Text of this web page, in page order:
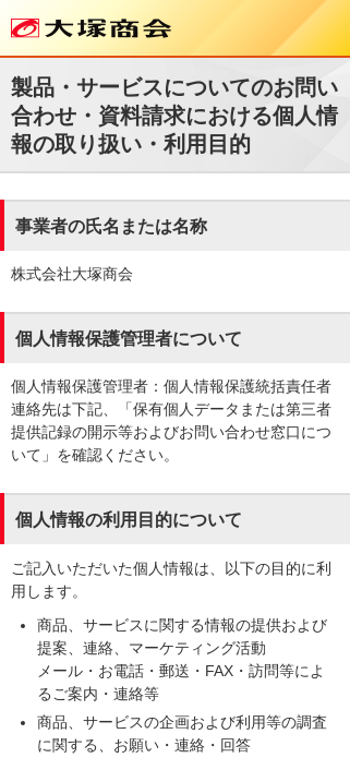
製品・サービスについてのお問い
合わせ・資料請求における個人情
報の取り扱い・利用目的
事業者の氏名または名称
株式会社大塚商会
個人情報保護管理者について
個人情報保護管理者：個人情報保護統括責任者
連絡先は下記、「保有個人データまたは第三者
提供記録の開示等およびお問い合わせ窓口につ
いて」を確認ください。
個人情報の利用目的について
ご記入いただいた個人情報は、以下の目的に利
用します。
商品、サービスに関する情報の提供および
提案、連絡、マーケティング活動
メール・お電話・郵送・FAX・訪問等によ
るご案内・連絡等
商品、サービスの企画および利用等の調査
に関する、お願い・連絡・回答